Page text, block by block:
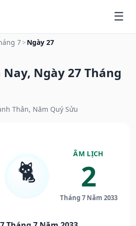
7> Ngày 27
Ngày 27 Tháng
Thân, Năm Quý Sửu
🐈
ÂM LỊCH
2
Tháng 7 Năm 2033